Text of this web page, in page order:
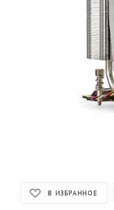
В ИЗБРАННОЕ